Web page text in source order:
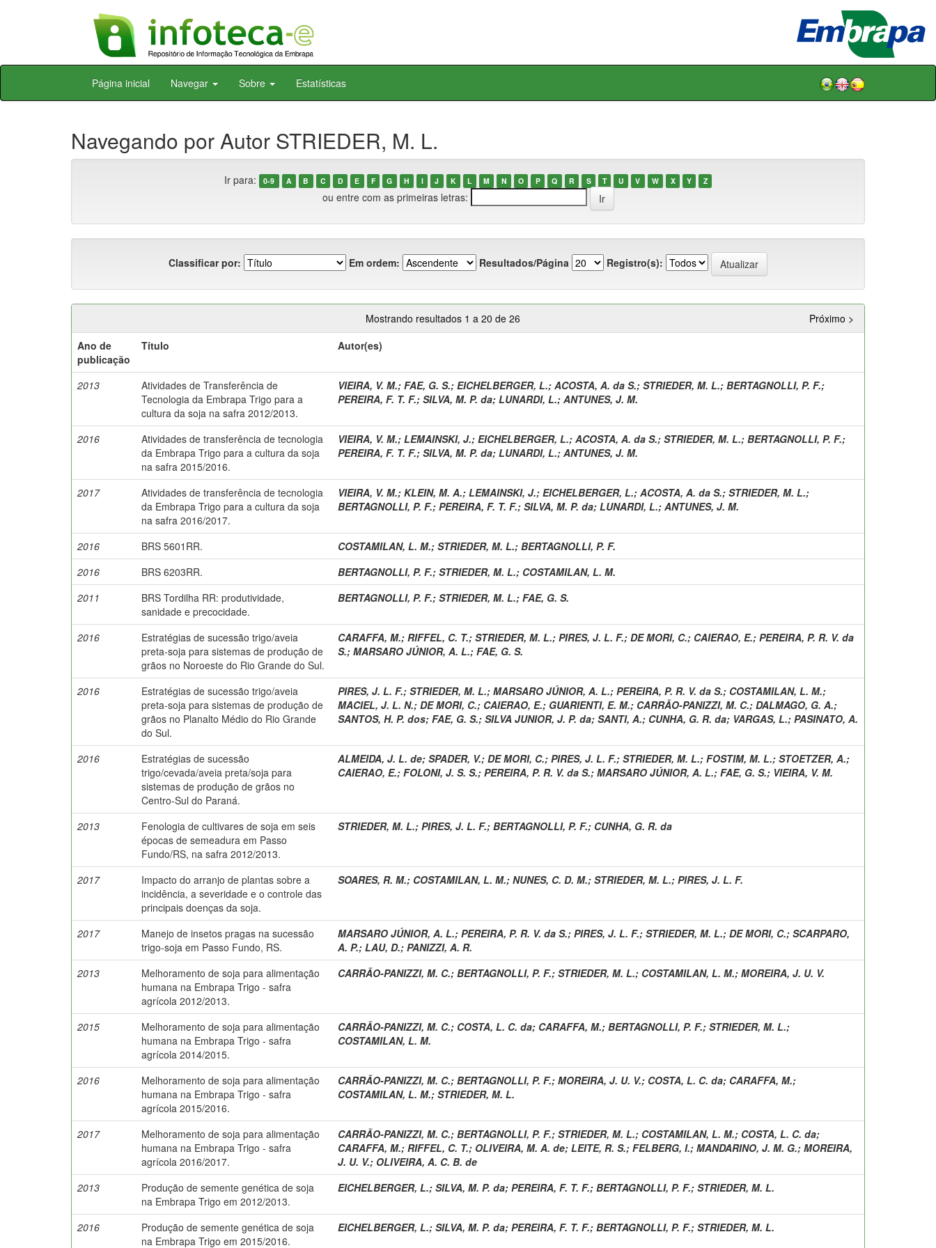
Skip
Página inicial Navegar Sobre Estatísticas
Navegando por Autor STRIEDER, M. L.
Ir para: 0-9 A B C D E F G H I J K L M N O P Q R S T U V W X Y Z
ou entre com as primeiras letras:
Classificar por: Em ordem: Resultados/Página Registro(s):
Mostrando resultados 1 a 20 de 26
Próximo >
Ano de
publicação
Título Autor(es)
2013
Atividades de Transferência de
Tecnologia da Embrapa Trigo para a
cultura da soja na safra 2012/2013.
VIEIRA, V. M.; FAE, G. S.; EICHELBERGER, L.; ACOSTA, A. da S.; STRIEDER, M. L.; BERTAGNOLLI, P. F.;
PEREIRA, F. T. F.; SILVA, M. P. da; LUNARDI, L.; ANTUNES, J. M.
2016
Atividades de transferência de tecnologia
da Embrapa Trigo para a cultura da soja
na safra 2015/2016.
VIEIRA, V. M.; LEMAINSKI, J.; EICHELBERGER, L.; ACOSTA, A. da S.; STRIEDER, M. L.; BERTAGNOLLI, P. F.;
PEREIRA, F. T. F.; SILVA, M. P. da; LUNARDI, L.; ANTUNES, J. M.
2017
Atividades de transferência de tecnologia
da Embrapa Trigo para a cultura da soja
na safra 2016/2017.
VIEIRA, V. M.; KLEIN, M. A.; LEMAINSKI, J.; EICHELBERGER, L.; ACOSTA, A. da S.; STRIEDER, M. L.;
BERTAGNOLLI, P. F.; PEREIRA, F. T. F.; SILVA, M. P. da; LUNARDI, L.; ANTUNES, J. M.
2016 BRS 5601RR. COSTAMILAN, L. M.; STRIEDER, M. L.; BERTAGNOLLI, P. F.
2016
BRS 6203RR. BERTAGNOLLI, P. F.; STRIEDER, M. L.; COSTAMILAN, L. M.
2011
BRS Tordilha RR: produtividade,
sanidade e precocidade.
BERTAGNOLLI, P. F.; STRIEDER, M. L.; FAE, G. S.
2016
Estratégias de sucessão trigo/aveia
preta-soja para sistemas de produção de
grãos no Noroeste do Rio Grande do Sul.
CARAFFA, M.; RIFFEL, C. T.; STRIEDER, M. L.; PIRES, J. L. F.; DE MORI, C.; CAIERAO, E.; PEREIRA, P. R. V. da
S.; MARSARO JÚNIOR, A. L.; FAE, G. S.
2016
Estratégias de sucessão trigo/aveia
preta-soja para sistemas de produção de
grãos no Planalto Médio do Rio Grande
do Sul.
PIRES, J. L. F.; STRIEDER, M. L.; MARSARO JÚNIOR, A. L.; PEREIRA, P. R. V. da S.; COSTAMILAN, L. M.;
MACIEL, J. L. N.; DE MORI, C.; CAIERAO, E.; GUARIENTI, E. M.; CARRÃO-PANIZZI, M. C.; DALMAGO, G. A.;
SANTOS, H. P. dos; FAE, G. S.; SILVA JUNIOR, J. P. da; SANTI, A.; CUNHA, G. R. da; VARGAS, L.; PASINATO, A.
2016
Estratégias de sucessão
trigo/cevada/aveia preta/soja para
sistemas de produção de grãos no
Centro-Sul do Paraná.
ALMEIDA, J. L. de; SPADER, V.; DE MORI, C.; PIRES, J. L. F.; STRIEDER, M. L.; FOSTIM, M. L.; STOETZER, A.;
CAIERAO, E.; FOLONI, J. S. S.; PEREIRA, P. R. V. da S.; MARSARO JÚNIOR, A. L.; FAE, G. S.; VIEIRA, V. M.
2013
Fenologia de cultivares de soja em seis
épocas de semeadura em Passo
Fundo/RS, na safra 2012/2013.
STRIEDER, M. L.; PIRES, J. L. F.; BERTAGNOLLI, P. F.; CUNHA, G. R. da
2017
Impacto do arranjo de plantas sobre a
incidência, a severidade e o controle das
principais doenças da soja.
SOARES, R. M.; COSTAMILAN, L. M.; NUNES, C. D. M.; STRIEDER, M. L.; PIRES, J. L. F.
2017
Manejo de insetos pragas na sucessão
trigo-soja em Passo Fundo, RS.
MARSARO JÚNIOR, A. L.; PEREIRA, P. R. V. da S.; PIRES, J. L. F.; STRIEDER, M. L.; DE MORI, C.; SCARPARO,
A. P.; LAU, D.; PANIZZI, A. R.
2013
Melhoramento de soja para alimentação
humana na Embrapa Trigo - safra
agrícola 2012/2013.
CARRÃO-PANIZZI, M. C.; BERTAGNOLLI, P. F.; STRIEDER, M. L.; COSTAMILAN, L. M.; MOREIRA, J. U. V.
2015
Melhoramento de soja para alimentação
humana na Embrapa Trigo - safra
agrícola 2014/2015.
CARRÃO-PANIZZI, M. C.; COSTA, L. C. da; CARAFFA, M.; BERTAGNOLLI, P. F.; STRIEDER, M. L.;
COSTAMILAN, L. M.
2016
Melhoramento de soja para alimentação
humana na Embrapa Trigo - safra
agrícola 2015/2016.
CARRÃO-PANIZZI, M. C.; BERTAGNOLLI, P. F.; MOREIRA, J. U. V.; COSTA, L. C. da; CARAFFA, M.;
COSTAMILAN, L. M.; STRIEDER, M. L.
2017
Melhoramento de soja para alimentação
humana na Embrapa Trigo - safra
agrícola 2016/2017.
CARRÃO-PANIZZI, M. C.; BERTAGNOLLI, P. F.; STRIEDER, M. L.; COSTAMILAN, L. M.; COSTA, L. C. da;
CARAFFA, M.; RIFFEL, C. T.; OLIVEIRA, M. A. de; LEITE, R. S.; FELBERG, I.; MANDARINO, J. M. G.; MOREIRA,
J. U. V.; OLIVEIRA, A. C. B. de
2013
Produção de semente genética de soja
na Embrapa Trigo em 2012/2013.
EICHELBERGER, L.; SILVA, M. P. da; PEREIRA, F. T. F.; BERTAGNOLLI, P. F.; STRIEDER, M. L.
2016
Produção de semente genética de soja
na Embrapa Trigo em 2015/2016.
EICHELBERGER, L.; SILVA, M. P. da; PEREIRA, F. T. F.; BERTAGNOLLI, P. F.; STRIEDER, M. L.